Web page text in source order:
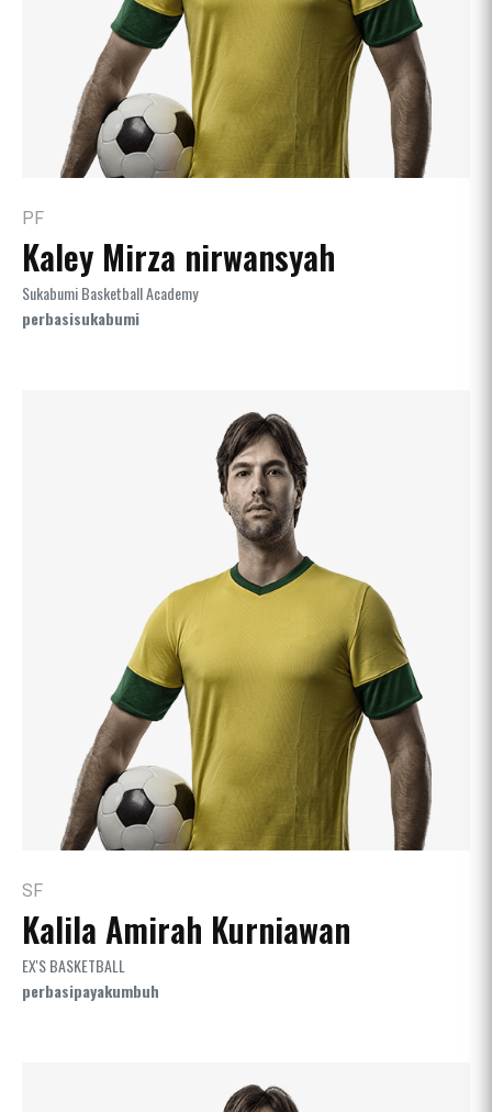
PF
Kaley Mirza nirwansyah
Sukabumi Basketball Academy
perbasisukabumi
SF
Kalila Amirah Kurniawan
EX'S BASKETBALL
perbasipayakumbuh